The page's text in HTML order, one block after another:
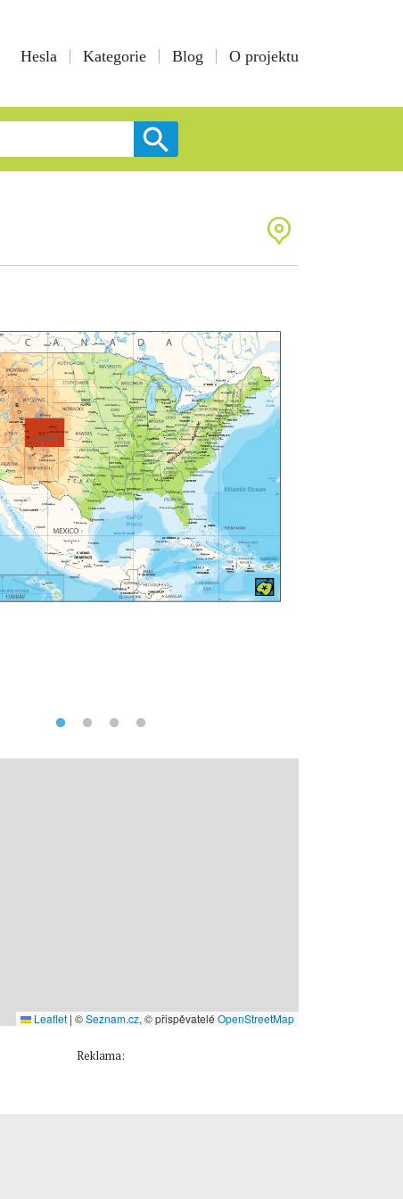
Hesla Kategorie Blog O projektu
Leaflet | ©Seznam.cz, © přispěvatelé OpenStreetMap
Reklama: